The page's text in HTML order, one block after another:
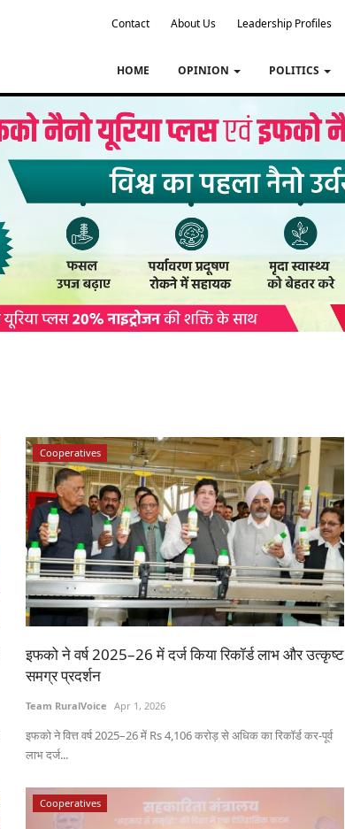
Contact About Us Leadership Profiles
HOME OPINION POLITICS
Cooperatives
इफको ने वर्ष 2025–26 में दर्ज किया रिकॉर्ड लाभ और उत्कृष्ट
समग्र प्रदर्शन
Team RuralVoice Apr 1, 2026
इफको ने वित्त वर्ष 2025–26 में Rs 4,106 करोड़ से अधिक का रिकॉर्ड कर-पूर्व
लाभ दर्ज...
Cooperatives